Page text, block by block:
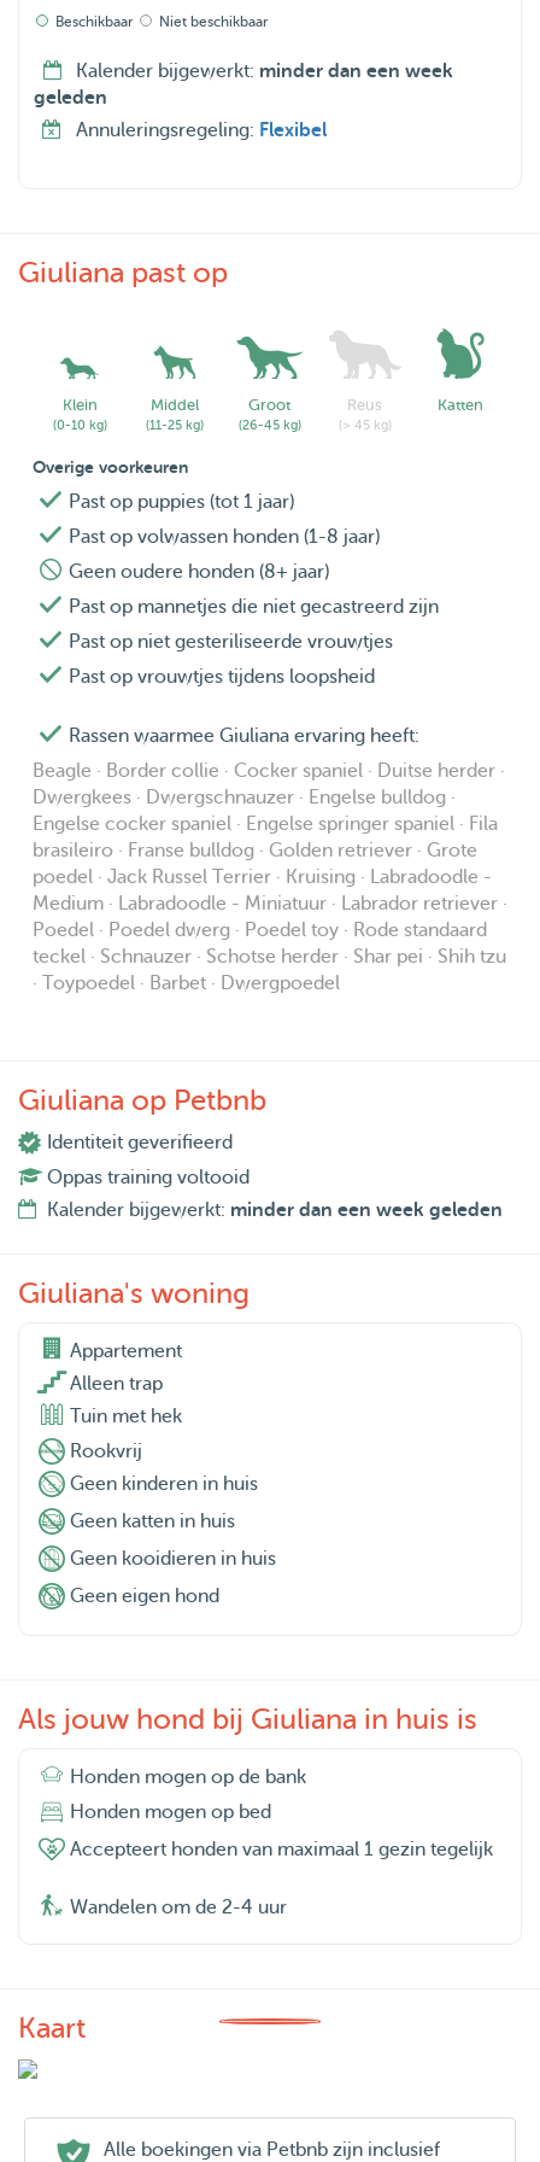
photos, videos, and messages so you can have peace of
Let's Meet! 🐾 I can't wait to meet you and your adorable
companions. Whether it's a weekend getaway, a business
deserve the best, and I'm here to deliver just that! 🐶🐱🐾
Beschikbaar Niet beschikbaar
Kalender bijgewerkt: minder dan een week
geleden
Annuleringsregeling: Flexibel
Giuliana past op
Klein
(0-10 kg)
Middel
(11-25 kg)
Groot
(26-45 kg)
Reus
(> 45 kg)
Katten
Overige voorkeuren
Past op puppies (tot 1 jaar)
Past op volwassen honden (1-8 jaar)
Geen oudere honden (8+ jaar)
Past op mannetjes die niet gecastreerd zijn
Past op niet gesteriliseerde vrouwtjes
Past op vrouwtjes tijdens loopsheid
Rassen waarmee Giuliana ervaring heeft:
Beagle · Border collie · Cocker spaniel · Duitse herder ·
Dwergkees · Dwergschnauzer · Engelse bulldog ·
Engelse cocker spaniel · Engelse springer spaniel · Fila
brasileiro · Franse bulldog · Golden retriever · Grote
poedel · Jack Russel Terrier · Kruising · Labradoodle -
Medium · Labradoodle - Miniatuur · Labrador retriever ·
Poedel · Poedel dwerg · Poedel toy · Rode standaard
teckel · Schnauzer · Schotse herder · Shar pei · Shih tzu
· Toypoedel · Barbet · Dwergpoedel
Giuliana op Petbnb
Identiteit geverifieerd
Oppas training voltooid
Kalender bijgewerkt: minder dan een week geleden
Giuliana's woning
Appartement
Alleen trap
Tuin met hek
Rookvrij
Geen kinderen in huis
Geen katten in huis
Geen kooidieren in huis
Geen eigen hond
Als jouw hond bij Giuliana in huis is
Honden mogen op de bank
Honden mogen op bed
Accepteert honden van maximaal 1 gezin tegelijk
Wandelen om de 2-4 uur
Kaart
Alle boekingen via Petbnb zijn inclusief